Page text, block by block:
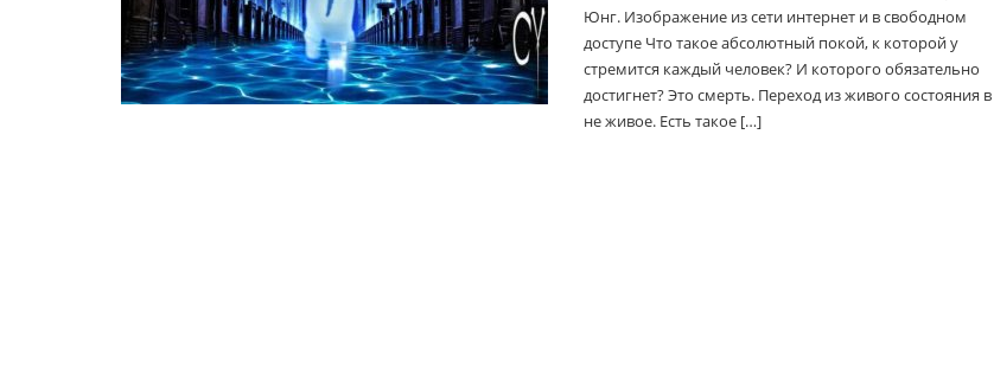
Юнг. Изображение из сети интернет и в свободном
доступе Что такое абсолютный покой, к которой у
стремится каждый человек? И которого обязательно
достигнет? Это смерть. Переход из живого состояния в
не живое. Есть такое […]